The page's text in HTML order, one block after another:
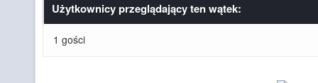
Użytkownicy przeglądający ten wątek:
1 gości